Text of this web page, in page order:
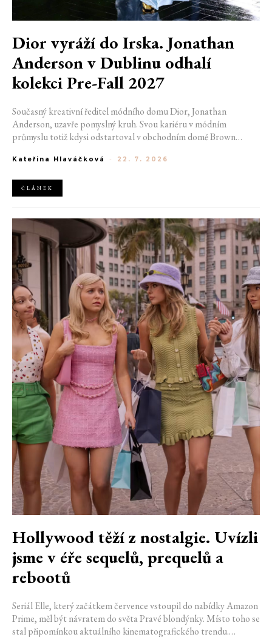
Dior vyráží do Irska. Jonathan
Anderson v Dublinu odhalí
kolekci Pre-Fall 2027
Současný kreativní ředitel módního domu Dior, Jonathan
Anderson, uzavře pomyslný kruh. Svou kariéru v módním
průmyslu totiž kdysi odstartoval v obchodním domě Brown
jedné z největších luxusních značek světa. V prosinci totiž v
Fall 2027.
Kateřina Hlaváčková - 22. 7. 2026
ČLÁNEK
Hollywood těží z nostalgie. Uvízli
jsme v éře sequelů, prequelů a
rebootů
Seriál Elle, který začátkem července vstoupil do nabídky Amazon
Prime, měl být návratem do světa Pravé blondýnky. Místo toho se
stal připomínkou aktuálního kinematografického trendu.